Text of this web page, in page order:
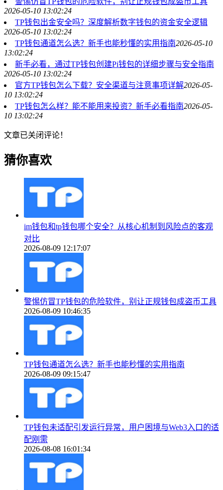
2026-05-10 13:02:24
TP钱包出金安全吗？深度解析数字钱包的资金安全逻辑
2026-05-10 13:02:24
TP钱包通道怎么选？新手也能秒懂的实用指南2026-05-10
13:02:24
新手必看，通过TP钱包创建Pi钱包的详细步骤与安全指南
2026-05-10 13:02:24
官方TP钱包怎么下载？安全渠道与注意事项详解2026-05-
10 13:02:24
TP钱包怎么样？能不能用来投资？新手必看指南2026-05-
10 13:02:24
文章已关闭评论！
猜你喜欢
im钱包和tp钱包哪个安全？从核心机制到风险点的客观
对比
2026-08-09 12:17:07
警惕仿冒TP钱包的危险软件，别让正规钱包成盗币工具
2026-08-09 10:46:35
TP钱包通道怎么选？新手也能秒懂的实用指南
2026-08-09 09:15:47
TP钱包未适配引发运行异常，用户困境与Web3入口的适
配刚需
2026-08-08 16:01:34